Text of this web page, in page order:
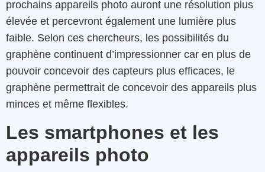
prochains appareils photo auront une résolution plus
élevée et percevront également une lumière plus
faible. Selon ces chercheurs, les possibilités du
graphène continuent d’impressionner car en plus de
pouvoir concevoir des capteurs plus efficaces, le
graphène permettrait de concevoir des appareils plus
minces et même flexibles.
Les smartphones et les
appareils photo